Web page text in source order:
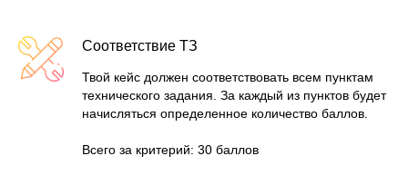
Соответствие ТЗ
Твой кейс должен соответствовать всем пунктам
технического задания. За каждый из пунктов будет
начисляться определенное количество баллов.
Всего за критерий: 30 баллов